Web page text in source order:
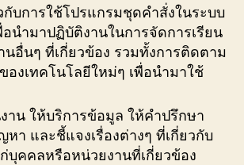
กับการใช้โปรแกรมชุดคำสั่งในระบบ
นำมาปฏิบัติงานในการจัดการเรียน
นอื่นๆ ที่เกี่ยวข้อง รวมทั้งการติดตาม
องเทคโนโลยีใหม่ๆ เพื่อนำมาใช้
าน ให้บริการข้อมูล ให้คำปรึกษา
า และชี้แจงเรื่องต่างๆ ที่เกี่ยวกับ
บุคคลหรือหน่วยงานที่เกี่ยวข้อง